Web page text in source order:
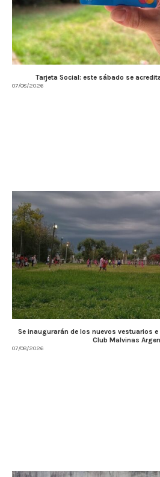
Tarjeta Social: este sábado se
07/08/2026
Se inaugurarán de los nuevos vestuarios
Club Malvinas
07/08/2026